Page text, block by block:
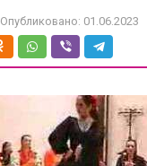
Опубликовано: 01.06.2023